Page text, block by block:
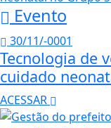
Evento
30/11/-0001
Tecnologia de
cuidado
ACESSAR